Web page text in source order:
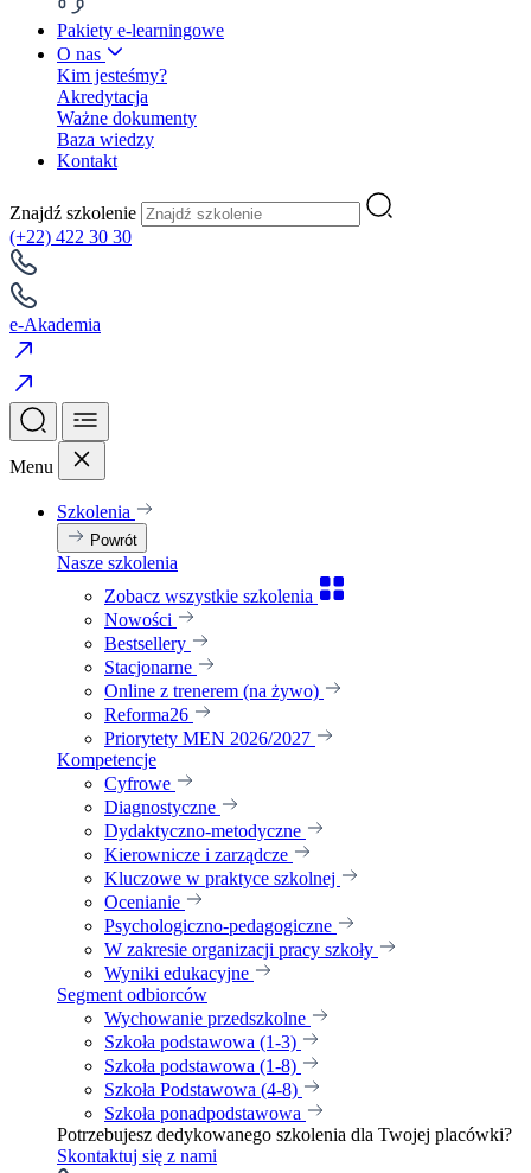
Pakiety e-learningowe
O nas
Kim jesteśmy?
Akredytacja
Ważne dokumenty
Baza wiedzy
Kontakt
Znajdź szkolenie
(+22) 422 30 30
e-Akademia
Menu
Szkolenia
Powrót
Nasze szkolenia
Zobacz wszystkie szkolenia
Nowości
Bestsellery
Stacjonarne
Online z trenerem (na żywo)
Reforma26
Priorytety MEN 2026/2027
Kompetencje
Cyfrowe
Diagnostyczne
Dydaktyczno-metodyczne
Kierownicze i zarządcze
Kluczowe w praktyce szkolnej
Ocenianie
Psychologiczno-pedagogiczne
W zakresie organizacji pracy szkoły
Wyniki edukacyjne
Segment odbiorców
Wychowanie przedszkolne
Szkoła podstawowa (1-3)
Szkoła podstawowa (1-8)
Szkoła Podstawowa (4-8)
Szkoła ponadpodstawowa
Potrzebujesz dedykowanego szkolenia dla Twojej placówki?
Skontaktuj się z nami